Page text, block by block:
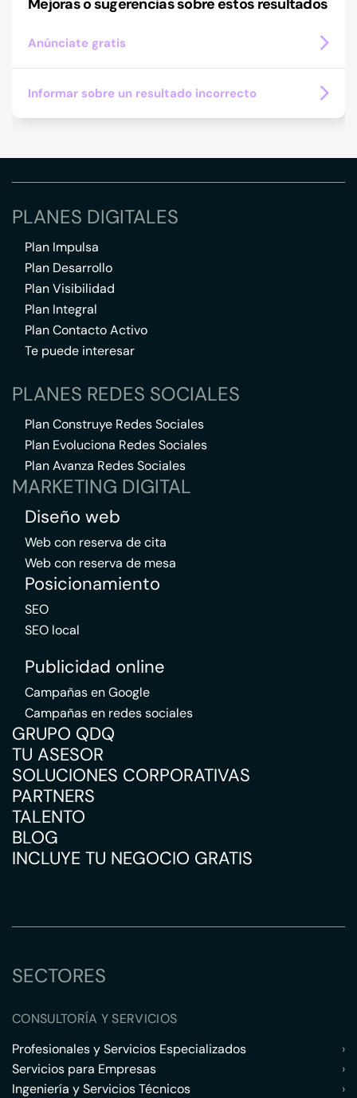
Mejoras o sugerencias sobre estos resultados
Anúnciate gratis
Informar sobre un resultado incorrecto
PLANES DIGITALES
Plan Impulsa
Plan Desarrollo
Plan Visibilidad
Plan Integral
Plan Contacto Activo
Te puede interesar
PLANES REDES SOCIALES
Plan Construye Redes Sociales
Plan Evoluciona Redes Sociales
Plan Avanza Redes Sociales
MARKETING DIGITAL
Diseño web
Web con reserva de cita
Web con reserva de mesa
Posicionamiento
SEO
SEO local
Publicidad online
Campañas en Google
Campañas en redes sociales
GRUPO QDQ
TU ASESOR
SOLUCIONES CORPORATIVAS
PARTNERS
TALENTO
BLOG
INCLUYE TU NEGOCIO GRATIS
SECTORES
CONSULTORÍA Y SERVICIOS
Profesionales y Servicios Especializados
›
Servicios para Empresas
›
Ingeniería y Servicios Técnicos
›